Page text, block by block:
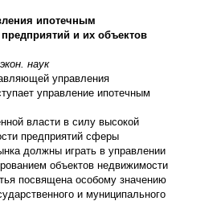
ипотечным
и их объектов
наук
управления
управление ипотечным
власти в силу высокой
предприятий сферы
должны играть в управлении
объектов недвижимости
посвящена особому значению
и муниципального